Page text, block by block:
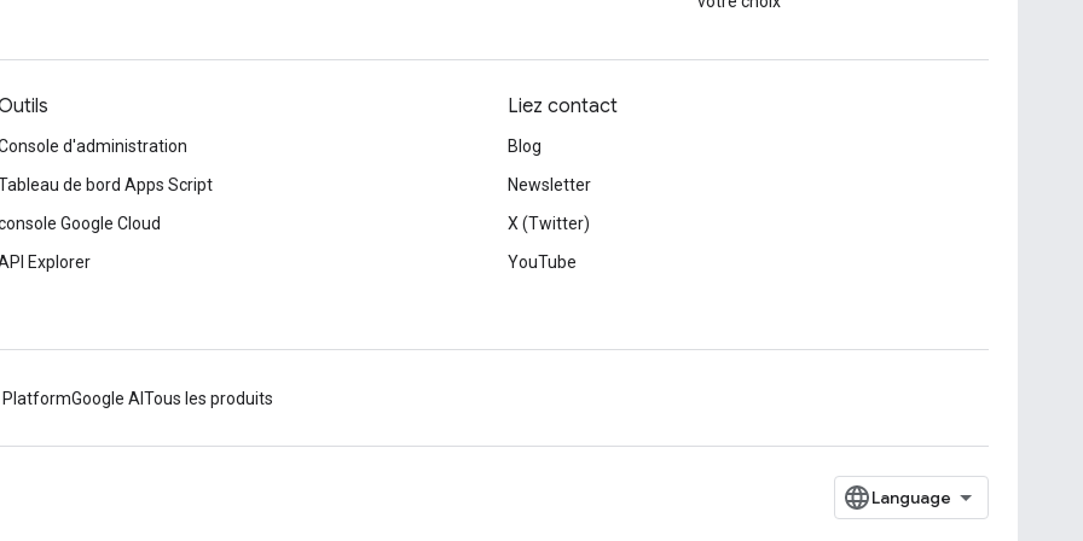
d'administration
de bord Apps Script
Google Cloud
Explorer
Liez contact
Blog
Newsletter
X (Twitter)
YouTube
PlatformGoogle AI Tous les produits